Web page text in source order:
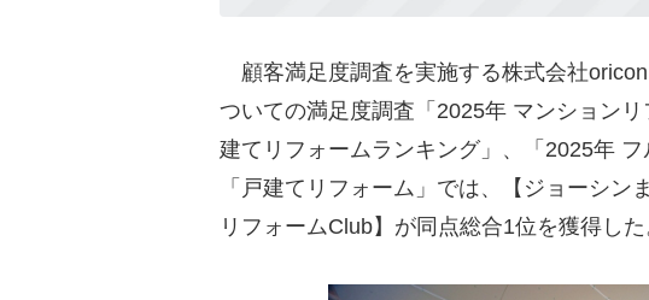
顧客満足度調査を実施する株式会社
ついての満足度調査「2025年 マンション
建てリフォームランキング」、「2025年 フ
「戸建てリフォーム」では、【ジョーシ
リフォームClub】が同点総合1位を獲得した